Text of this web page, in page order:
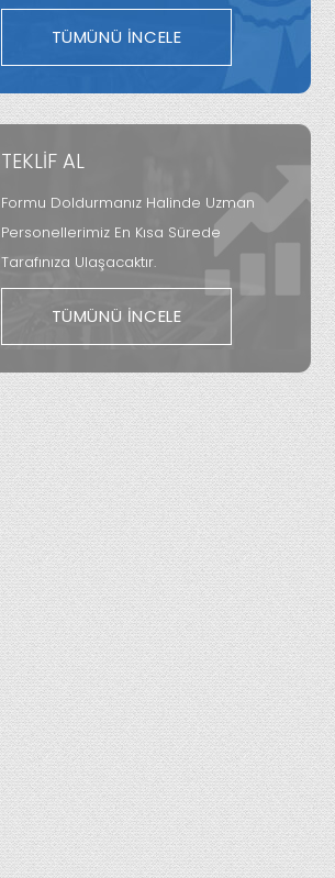
TÜMÜNÜ İNCELE
TEKLİF AL
Formu Doldurmanız Halinde Uzman
Personellerimiz En Kısa Sürede
Tarafınıza Ulaşacaktır.
TÜMÜNÜ İNCELE